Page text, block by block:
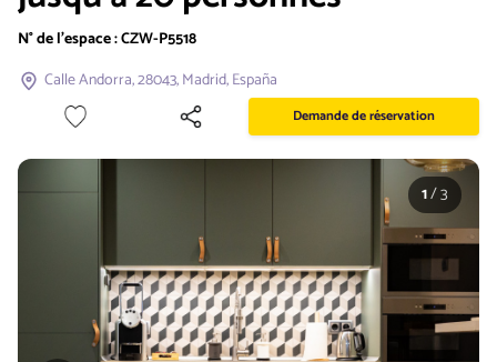
N° de l'espace :CZW-P5518
Calle Andorra, 28043, Madrid, España
Demande de réservation
1/3